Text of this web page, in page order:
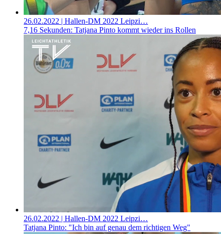
26.02.2022 | Hallen-DM 2022 Leipzi…
7,16 Sekunden: Tatjana Pinto kommt wieder ins Rollen
26.02.2022 | Hallen-DM 2022 Leipzi…
Tatjana Pinto: "Ich bin auf genau dem richtigen Weg"